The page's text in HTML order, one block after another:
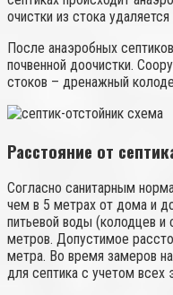
очистки из стока
После анаэробных
почвенной доочистки.
стоков – дренажный
Расстояние от
Согласно санитарным
чем в 5 метрах от дома и
питьевой воды (колодцев
метров. Допустимое
метра. Во время замеров
для септика с учетом всех